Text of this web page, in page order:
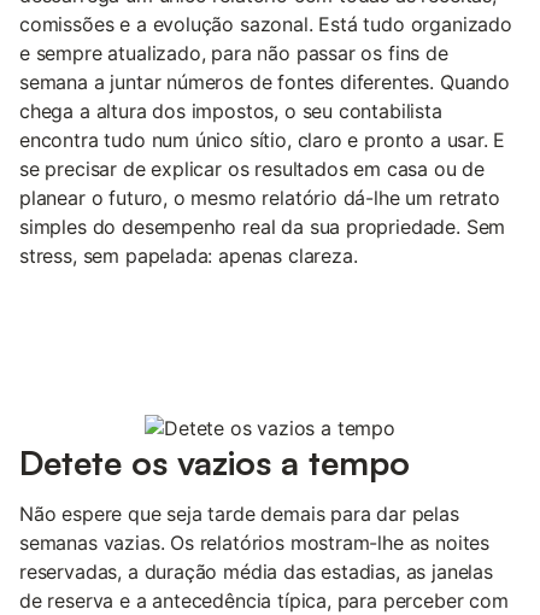
comissões e a evolução sazonal. Está tudo organizado
e sempre atualizado, para não passar os fins de
semana a juntar números de fontes diferentes. Quando
chega a altura dos impostos, o seu contabilista
encontra tudo num único sítio, claro e pronto a usar. E
se precisar de explicar os resultados em casa ou de
planear o futuro, o mesmo relatório dá-lhe um retrato
simples do desempenho real da sua propriedade. Sem
stress, sem papelada: apenas clareza.
Detete os vazios a tempo
Não espere que seja tarde demais para dar pelas
semanas vazias. Os relatórios mostram-lhe as noites
reservadas, a duração média das estadias, as janelas
de reserva e a antecedência típica, para perceber com